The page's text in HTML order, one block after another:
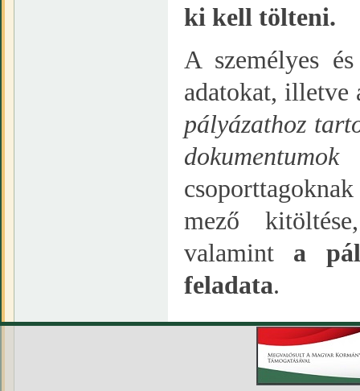
ki kell tölteni.
A személyes
adatokat, illetve
pályázathoz
mező
valamint a
feladata.